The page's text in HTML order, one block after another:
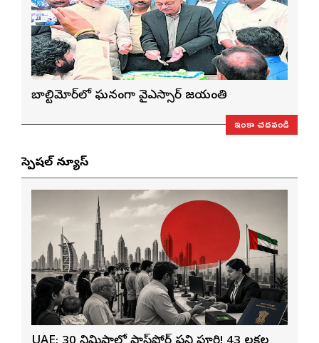
బాల్టిమోర్‌లో ఘనంగా వైఎస్సార్‌ జయంతి
ఇంకా చదవండి
స్పెషల్ న్యూస్